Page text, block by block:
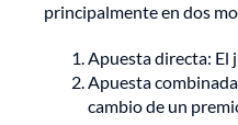
principalmente en dos
Apuesta directa: El
Apuesta
cambio de un